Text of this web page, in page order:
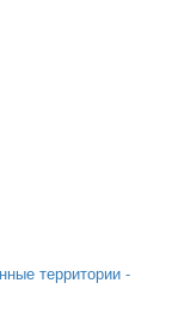
территории -